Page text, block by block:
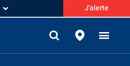
J'alerte